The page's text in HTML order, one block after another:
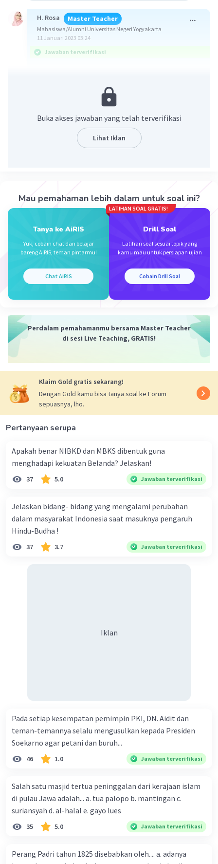
H. Rosa Master Teacher
Mahasiswa/Alumni Universitas Negeri Yogyakarta
11 Januari 2023 03:24
Jawaban terverifikasi
Berikut penjelasannya ya.
ASEAN (Association of Southeast Asian Nations)
adalah perhimpunan bangsa-bangsa di wilayah
Asia Tenggara. Organisasi ini menjadi wadah
Indonesia, Malaysia, Singapura, Thailand, dan
Myanmar.
Semoga membantu✨
Beri Rating
Iklan
Buka akses jawaban yang telah terverifikasi
Lihat Iklan
Mau pemahaman lebih dalam untuk soal ini?
Tanya ke AiRIS
Yuk, cobain chat dan belajar
bareng AiRIS, teman pintarmu!
Chat AiRIS
LATIHAN SOAL GRATIS!
Drill Soal
Latihan soal sesuai topik yang
kamu mau untuk persiapan ujian
Cobain Drill Soal
Perdalam pemahamanmu bersama Master Teacher
di sesi Live Teaching, GRATIS!
Klaim Gold gratis sekarang!
Dengan Gold kamu bisa tanya soal ke Forum
sepuasnya, lho.
Pertanyaan serupa
Apakah benar NIBKD dan MBKS dibentuk guna
menghadapi kekuatan Belanda? Jelaskan!
37 5.0 Jawaban terverifikasi
Jelaskan bidang- bidang yang mengalami perubahan
dalam masyarakat Indonesia saat masuknya pengaruh
Hindu-Budha !
37 3.7 Jawaban terverifikasi
Iklan
Pada setiap kesempatan pemimpin PKI, DN. Aidit dan
teman-temannya selalu mengusulkan kepada Presiden
Soekarno agar petani dan buruh...
46 1.0 Jawaban terverifikasi
Salah satu masjid tertua peninggalan dari kerajaan islam
di pulau Jawa adalah... a. tua palopo b. mantingan c.
suriansyah d. al-halal e. gayo lues
35 5.0 Jawaban terverifikasi
Perang Padri tahun 1825 disebabkan oleh.... a. adanya